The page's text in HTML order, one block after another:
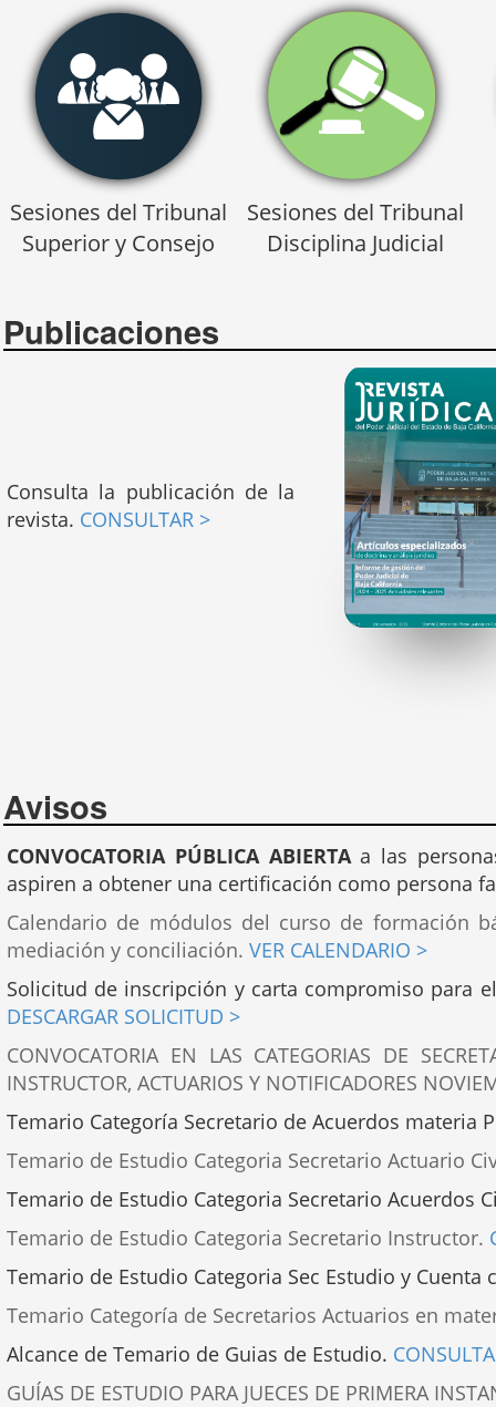
Sesiones del Tribunal
Superior y Consejo
Sesiones del Tribunal
Disciplina Judicial
Publicaciones
Consulta la publicación de la
revista. CONSULTAR >
Avisos
CONVOCATORIA PÚBLICA ABIERTAa las
aspiren a obtener una certificación como persona
Calendario de módulos del curso de formación
mediación y conciliación. VER CALENDARIO >
Solicitud de inscripción y carta compromiso para
DESCARGAR SOLICITUD >
CONVOCATORIA EN LAS CATEGORIAS DE
INSTRUCTOR, ACTUARIOS Y NOTIFICADORES
Temario Categoría Secretario de Acuerdos materia
Temario de Estudio Categoria Secretario Actuario
Temario de Estudio Categoria Secretario Acuerdos
Temario de Estudio Categoria Secretario Instructor.
Temario de Estudio Categoria Sec Estudio y Cuenta
Temario Categoría de Secretarios Actuarios en
Alcance de Temario de Guias de Estudio.
GUÍAS DE ESTUDIO PARA JUECES DE PRIMERA